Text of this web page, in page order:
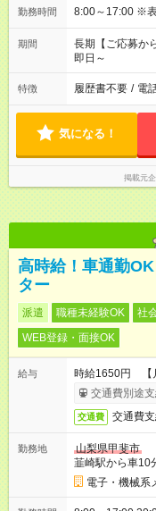
勤務時間 8:00
期間
長期【ご応募か
即日～
特徴 履歴書不要 / 電
気になる！
掲載元
高時給！車通勤
ター
派遣 職種未経験OK 社
WEB登録・面接OK
給与
時給1650円 【
交通費別途支
交通費 交通費支
勤務地
山梨県甲斐市
韮崎駅から車10
電子・機械系